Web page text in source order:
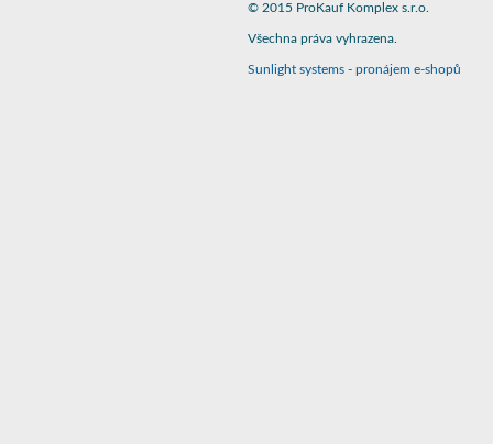
© 2015 ProKauf Komplex s.r.o.
Všechna práva vyhrazena.
Sunlight systems - pronájem e-shopů